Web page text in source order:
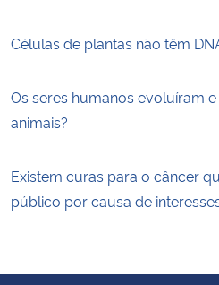
Células de plantas não têm
Os seres humanos evoluíram
animais?
Existem curas para o câncer
público por causa de